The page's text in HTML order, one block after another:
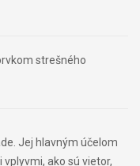
strešného
Jej hlavným účelom
ako sú vietor,